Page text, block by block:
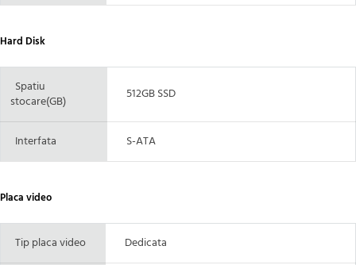
Hard Disk
Spatiu
stocare(GB)
512GB SSD
Interfata S-ATA
Placa video
Tip placa video Dedicata